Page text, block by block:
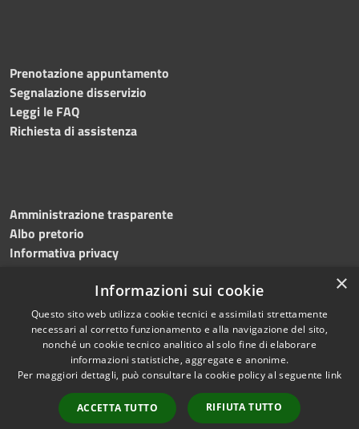
Prenotazione appuntamento
Segnalazione disservizio
Leggi le FAQ
Richiesta di assistenza
Amministrazione trasparente
Albo pretorio
Informativa privacy
Dichiarazione di accessibilità Meccanismo di feedback
RSS
Accessibilità
Copyright © 2026 • Comune di
Bitonto • Powered by
Municipium•
Accesso
×
Informazioni sui cookie
Questo sito web utilizza cookie tecnici e assimilati strettamente
necessari al corretto funzionamento e alla navigazione del sito,
nonché un cookie tecnico analitico al solo fine di elaborare
informazioni statistiche, aggregate e anonime.
Per maggiori dettagli, può consultare la cookie policy al seguente link
ACCETTA TUTTO RIFIUTA TUTTO